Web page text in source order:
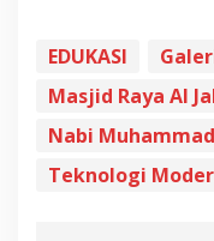
EDUKASI
Masjid Raya Al
Nabi
Teknologi